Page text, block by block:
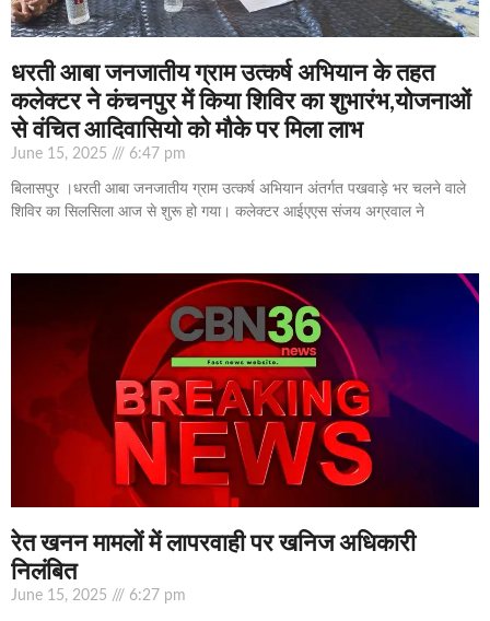
धरती आबा जनजातीय ग्राम उत्कर्ष अभियान के तहत
कलेक्टर ने कंचनपुर में किया शिविर का शुभारंभ,योजनाओं
से वंचित आदिवासियो को मौके पर मिला लाभ
June 15, 2025 6:47 pm
बिलासपुर ।धरती आबा जनजातीय ग्राम उत्कर्ष अभियान अंतर्गत पखवाड़े भर चलने वाले
शिविर का सिलसिला आज से शुरू हो गया। कलेक्टर आईएएस संजय अग्रवाल ने
रेत खनन मामलों में लापरवाही पर खनिज अधिकारी
निलंबित
June 15, 2025 6:27 pm